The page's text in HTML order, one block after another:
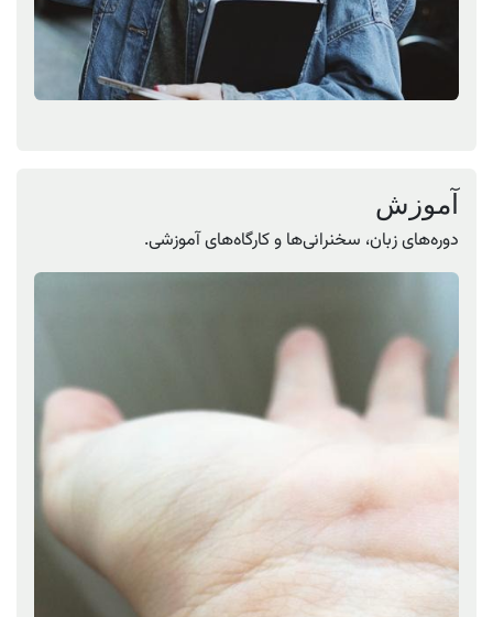
آموزش
دوره‌های زبان، سخنرانی‌ها و کارگاه‌های آموزشی.